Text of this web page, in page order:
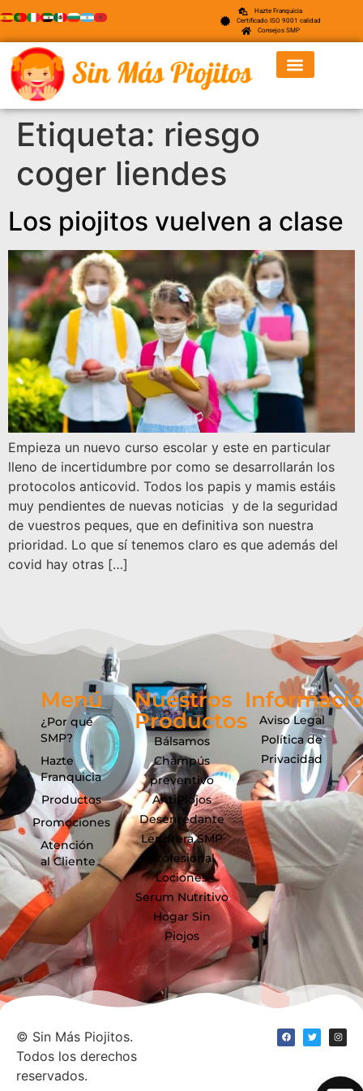
Hazte Franquicia
Certificado ISO 9001 calidad
Consejos SMP
Etiqueta: riesgo
coger liendes
Los piojitos vuelven a clase
Empieza un nuevo curso escolar y este en particular
lleno de incertidumbre por como se desarrollarán los
protocolos anticovid. Todos los papis y mamis estáis
muy pendientes de nuevas noticias y de la seguridad
de vuestros peques, que en definitiva son nuestra
prioridad. Lo que sí tenemos claro es que además del
covid hay otras […]
Menú
¿Por qué
SMP?
Hazte
Franquicia
Productos
Promociones
Atención
al Cliente
Nuestros
Productos
Bálsamos
Champús
preventivo
AntiPiojos
Desenredante
Lendrera SMP
Profesional
Lociones
Serum Nutritivo
Hogar Sin
Piojos
Aviso Legal
Política de
Privacidad
© Sin Más Piojitos.
Todos los derechos
reservados.